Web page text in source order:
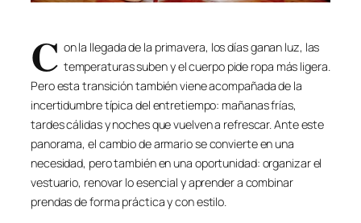
C on la llegada de la primavera, los días ganan luz, las
temperaturas suben y el cuerpo pide ropa más ligera.
Pero esta transición también viene acompañada de la
incertidumbre típica del entretiempo: mañanas frías,
tardes cálidas y noches que vuelven a refrescar. Ante este
panorama, el cambio de armario se convierte en una
necesidad, pero también en una oportunidad: organizar el
vestuario, renovar lo esencial y aprender a combinar
prendas de forma práctica y con estilo.